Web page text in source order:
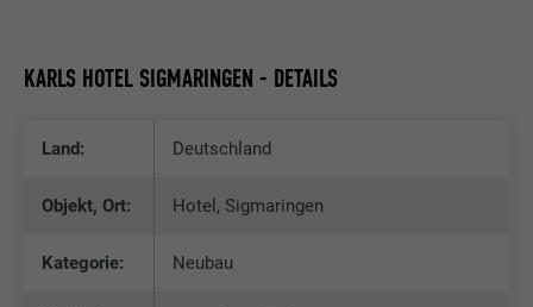
KARLS HOTEL SIGMARINGEN - DETAILS
Land: Deutschland
Objekt, Ort: Hotel, Sigmaringen
Kategorie: Neubau